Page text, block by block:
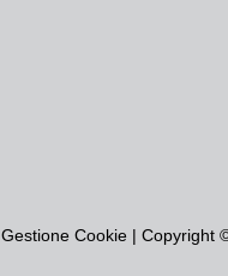
Gestione Cookie | Copyright